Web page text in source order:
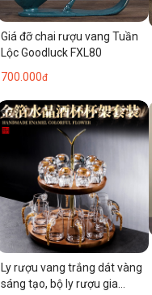
Giá đỡ chai rượu vang Tuần
Lộc Goodluck FXL80
700.000đ
Ly rượu vang trắng dát vàng
sáng tạo, bộ ly rượu gia